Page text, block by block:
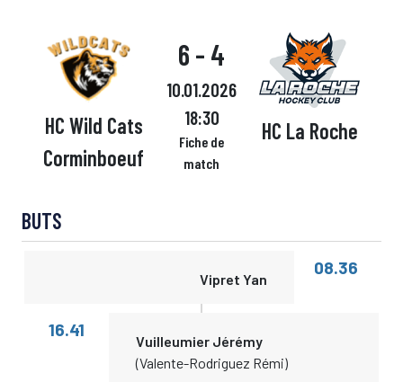
HC Wild Cats
Corminboeuf
6 - 4
10.01.2026
18:30
Fiche de
match
HC La Roche
BUTS
Vipret Yan
08.36
16.41
Vuilleumier Jérémy
(Valente-Rodriguez Rémi)